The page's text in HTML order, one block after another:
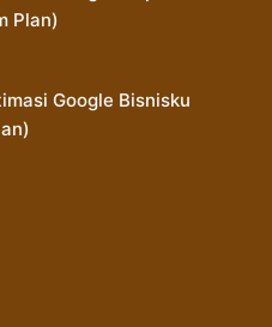
Plan)
Google Bisnisku